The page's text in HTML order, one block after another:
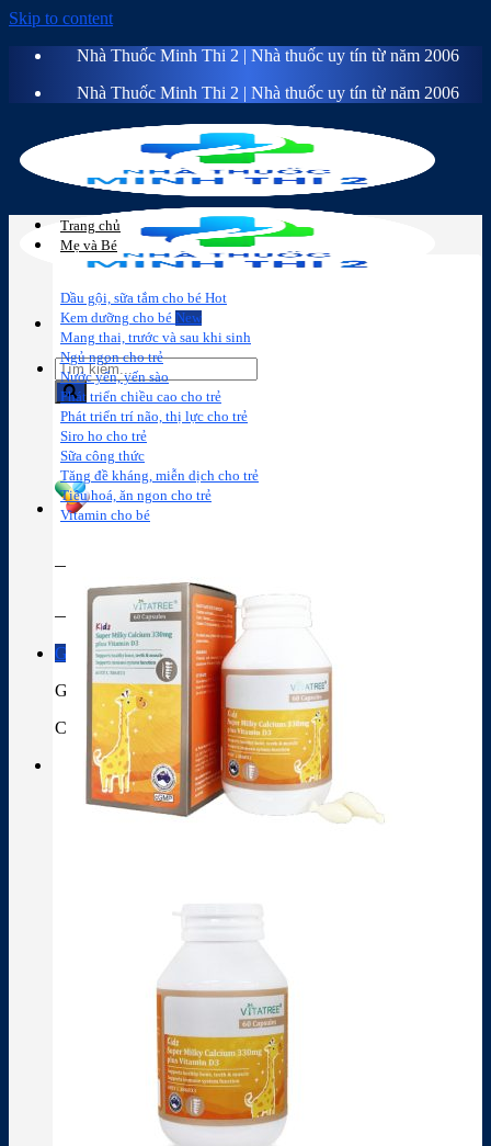
Skip to content
Nhà Thuốc Minh Thi 2 | Nhà thuốc uy tín từ năm 2006
Nhà Thuốc Minh Thi 2 | Nhà thuốc uy tín từ năm 2006
Sữa công
thức
Thành phần thuốc
Giỏ hàng
Giỏ hàng
Chưa có sản phẩm trong giỏ hàng.
Trang chủ
Mẹ và Bé
Dầu gội, sữa tắm cho bé
Kem dưỡng cho bé
Mang thai, trước và sau khi sinh
Ngủ ngon cho trẻ
Nước yến, yến sào
Phát triển chiều cao cho trẻ
Phát triển trí não, thị lực cho trẻ
Siro ho cho trẻ
Sữa công thức
Tăng đề kháng, miễn dịch cho trẻ
Tiêu hoá, ăn ngon cho trẻ
Vitamin cho bé